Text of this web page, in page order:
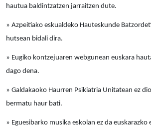
hautua baldintzatzen jarraitzen dute.
» Azpeitiako eskualdeko Hauteskunde
hutsean bidali dira.
» Eugiko kontzejuaren webgunean euskara
dago dena.
» Galdakaoko Haurren Psikiatria Unitatean ez
bermatu haur bati.
» Eguesibarko musika eskolan ez da euskarazko